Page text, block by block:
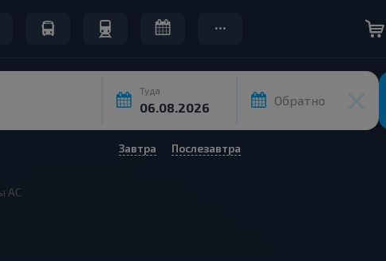
Туда
Обратно
Завтра Послезавтра
АС